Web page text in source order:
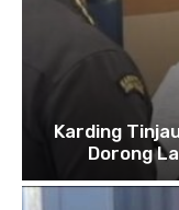
Karding
Dorong